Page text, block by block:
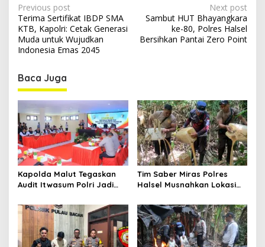
P
o
s
t
n
a
v
i
g
a
t
i
o
n
Previous post
Terima Sertifikat IBDP SMA
KTB, Kapolri: Cetak Generasi
Muda untuk Wujudkan
Indonesia Emas 2045
Next post
Sambut HUT Bhayangkara
ke-80, Polres Halsel
Bersihkan Pantai Zero Point
Baca Juga
Kapolda Malut Tegaskan
Audit Itwasum Polri Jadi
Akuntabilitas dan Kinerja
Tim Saber Miras Polres
Halsel Musnahkan Lokasi
Desa Sawadai